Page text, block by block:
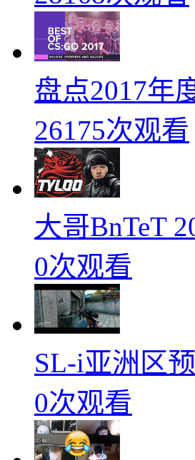
盘点2017年
26175次观看
大哥BnTeT
0次观看
SL-i亚洲区
0次观看